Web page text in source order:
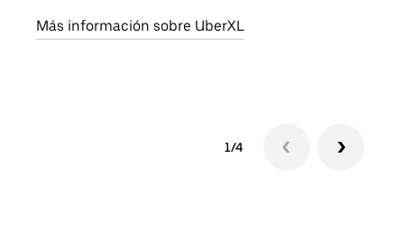
Más información sobre UberXL
1/4